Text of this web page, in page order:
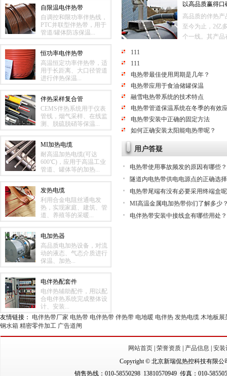
自限温电伴热带
自调控和限功率伴热线，
PTC并联型伴热带，用于
管道/罐体防冻保温...
恒功率电伴热带
高温恒定功率伴热带，适
用于长距离、大口径管道
进行伴热保温...
伴热采样复合管
CEMS伴热系统用于仪表
管线，烟气采样、在线监
测、脱硫脱硝等保温...
MI加热电缆
耐高温加热电缆(可达
600℃)，应用于高温工业
管道、罐体等的加热...
发热电缆
利用合金电阻丝通电发
热，实现家庭、建筑、管
道、养殖等的采暖...
电加热器
高品质电加热设备，对流
动的液态、气态介质进行
保温、加热...
电伴热配套件
电伴热辅助配件，用以配
合电伴热系统完成整体设
计、安装...
以高品质赢得
高品质的伴热
至今为止，2亿
个一线。其产
111
111
电热带最佳使用周期是几年？
电热带应用于食油储罐保温
融雪电热带系统的技术特点
电热带管道保温系统在冬季的有效
电热带安装中正确的固定方法
如何正确安装太阳能电热带呢？
用户答疑
电热带使用事故频发的原因有哪些？
隧道内电热带供电电源点的正确选择
电热带尾端有没有必要采用终端盒
MI高温金属电加热带你们了解多少
电伴热带安装中接线盒有哪些用处？
友情链接： 电伴热带厂家 电热带 电伴热带 伴热带 电地暖 电伴热 发热电缆 木地板展
钢水箱 精密零件加工 广告道闸
网站首页 荣誉资质 产品信息
安装
Copyright © 北京新瑞侃热控科技有限公
销售热线：010-58550298 13810570949 传真：010-